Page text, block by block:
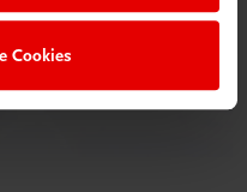
Cookies